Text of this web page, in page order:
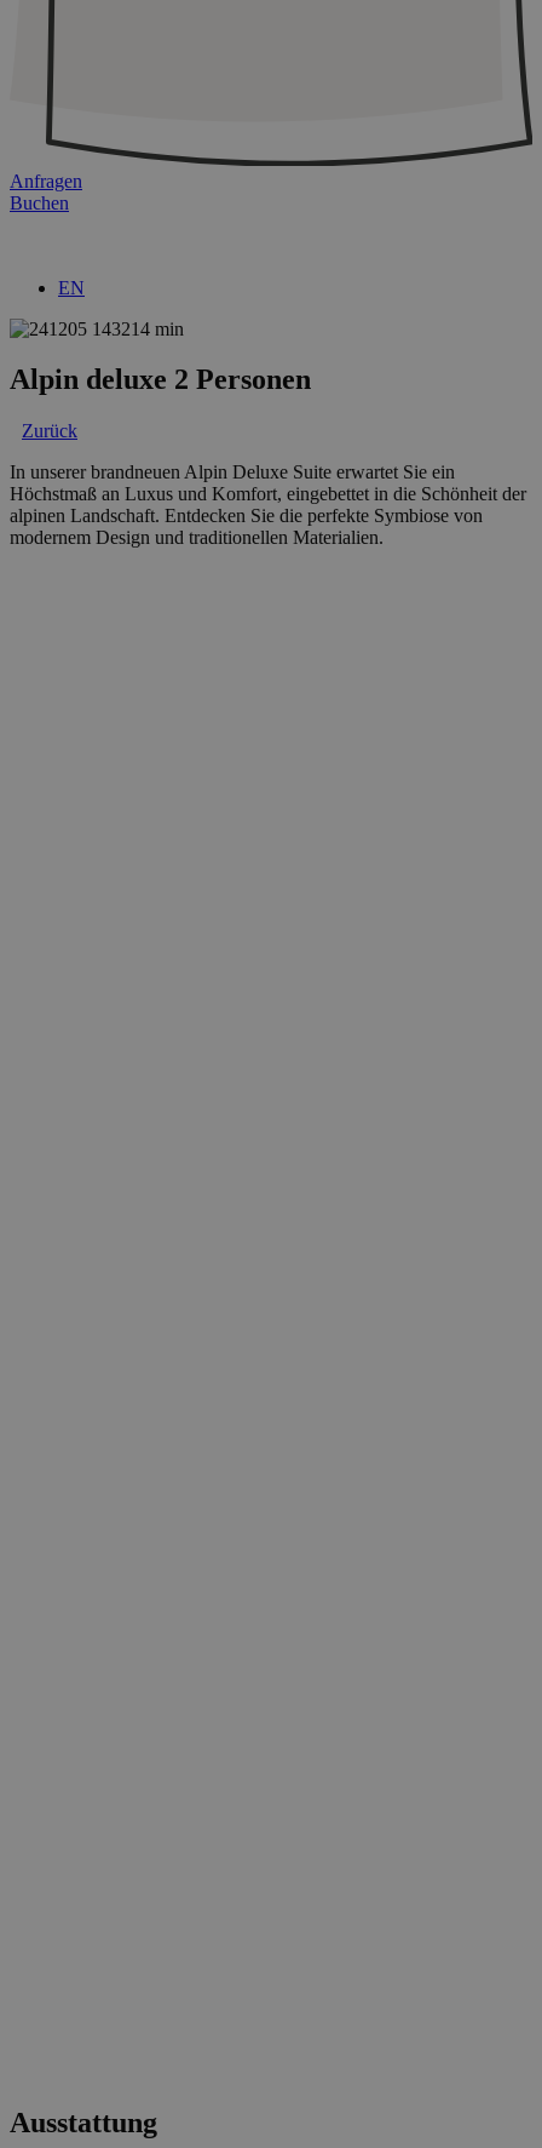
Anfragen
Buchen
EN
Alpin deluxe 2 Personen
Zurück
In unserer brandneuen Alpin Deluxe Suite erwartet Sie ein
Höchstmaß an Luxus und Komfort, eingebettet in die Schönheit der
alpinen Landschaft. Entdecken Sie die perfekte Symbiose von
modernem Design und traditionellen Materialien.
Ausstattung